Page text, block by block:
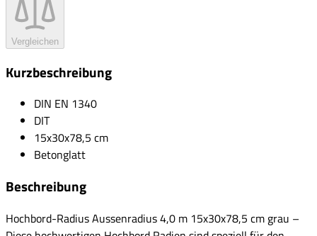
Vergleichen
Kurzbeschreibung
DIN EN 1340
DIT
15x30x78,5 cm
Betonglatt
Beschreibung
Hochbord-Radius Aussenradius 4,0 m 15x30x78,5 cm grau –